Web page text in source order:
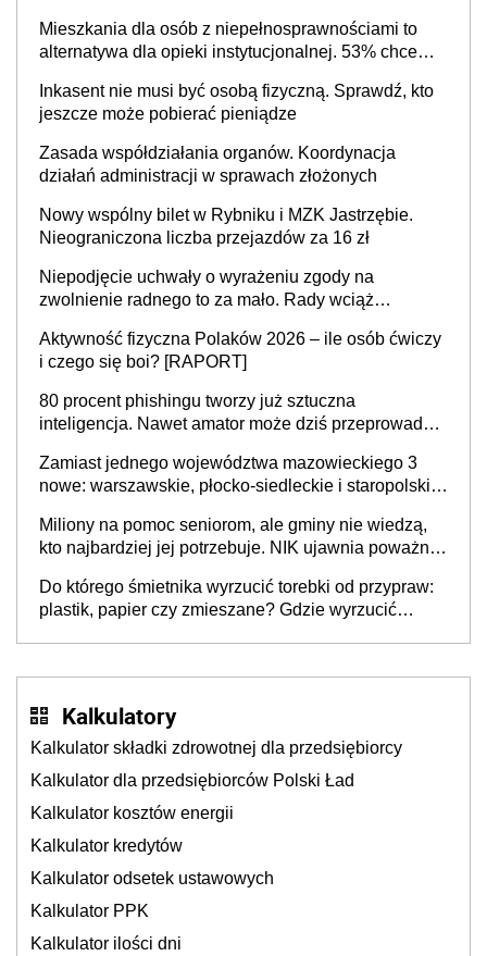
Mieszkania dla osób z niepełnosprawnościami to
alternatywa dla opieki instytucjonalnej. 53% chce
Inkasent nie musi być osobą fizyczną. Sprawdź, kto
jeszcze może pobierać pieniądze
Zasada współdziałania organów. Koordynacja
działań administracji w sprawach złożonych
Nowy wspólny bilet w Rybniku i MZK Jastrzębie.
Nieograniczona liczba przejazdów za 16 zł
Niepodjęcie uchwały o wyrażeniu zgody na
zwolnienie radnego to za mało. Rady wciąż
sprawy
Aktywność fizyczna Polaków 2026 – ile osób ćwiczy
i czego się boi? [RAPORT]
80 procent phishingu tworzy już sztuczna
inteligencja. Nawet amator może dziś przeprowadzić
Zamiast jednego województwa mazowieckiego 3
nowe: warszawskie, płocko-siedleckie i staropolskie.
stołecznych
Miliony na pomoc seniorom, ale gminy nie wiedzą,
kto najbardziej jej potrzebuje. NIK ujawnia poważną
Do którego śmietnika wyrzucić torebki od przypraw:
plastik, papier czy zmieszane? Gdzie wyrzucić
Kalkulatory
Kalkulator składki zdrowotnej dla przedsiębiorcy
Kalkulator dla przedsiębiorców Polski Ład
Kalkulator kosztów energii
Kalkulator kredytów
Kalkulator odsetek ustawowych
Kalkulator PPK
Kalkulator ilości dni